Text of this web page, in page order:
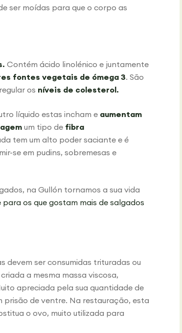
ser moídas para que o corpo as
Contém ácido linolénico e juntamente
fontes vegetais de ómega 3. São
os níveis de colesterol.
líquido estas incham e aumentam
um tipo de fibra
tem um alto poder saciante e é
se em pudins, sobremesas e
na Gullón tornamos a sua vida
para os que gostam mais de salgados
devem ser consumidas trituradas ou
a mesma massa viscosa,
apreciada pela sua quantidade de
prisão de ventre. Na restauração, esta
o ovo, muito utilizada para